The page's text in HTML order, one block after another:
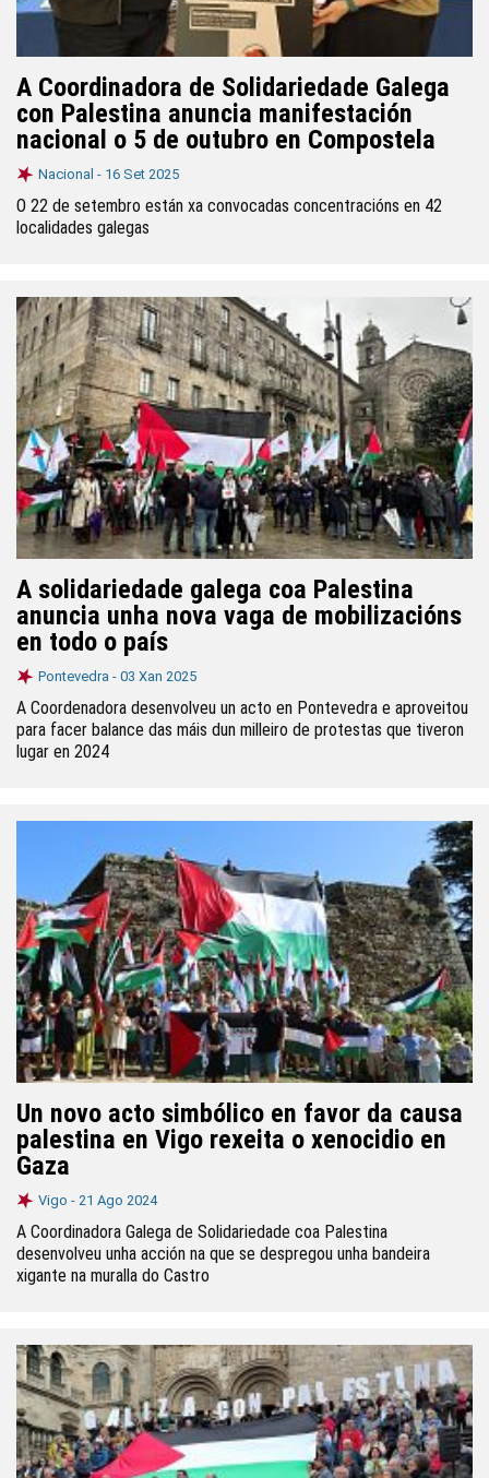
A Coordinadora de Solidariedade Galega
con Palestina anuncia manifestación
nacional o 5 de outubro en Compostela
Nacional - 16 Set 2025
O 22 de setembro están xa convocadas concentracións en 42
localidades galegas
A solidariedade galega coa Palestina
anuncia unha nova vaga de mobilizacións
en todo o país
Pontevedra - 03 Xan 2025
A Coordenadora desenvolveu un acto en Pontevedra e aproveitou
para facer balance das máis dun milleiro de protestas que tiveron
lugar en 2024
Un novo acto simbólico en favor da causa
palestina en Vigo rexeita o xenocidio en
Gaza
Vigo - 21 Ago 2024
A Coordinadora Galega de Solidariedade coa Palestina
desenvolveu unha acción na que se despregou unha bandeira
xigante na muralla do Castro